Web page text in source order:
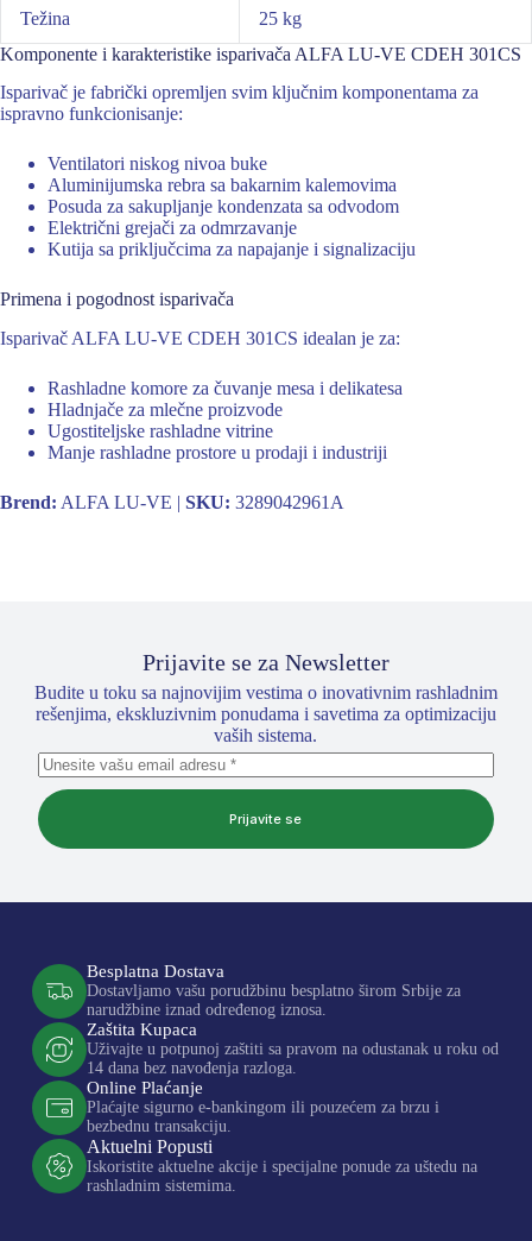
Težina
25 kg
Komponente i karakteristike isparivača ALFA LU-VE CDEH 301CS
Isparivač je fabrički opremljen svim ključnim komponentama za
ispravno funkcionisanje:
Ventilatori niskog nivoa buke
Aluminijumska rebra sa bakarnim kalemovima
Posuda za sakupljanje kondenzata sa odvodom
Električni grejači za odmrzavanje
Kutija sa priključcima za napajanje i signalizaciju
Primena i pogodnost isparivača
Isparivač ALFA LU-VE CDEH 301CS idealan je za:
Rashladne komore za čuvanje mesa i delikatesa
Hladnjače za mlečne proizvode
Ugostiteljske rashladne vitrine
Manje rashladne prostore u prodaji i industriji
Brend: ALFA LU-VE | SKU: 3289042961A
Prijavite se za Newsletter
Budite u toku sa najnovijim vestima o inovativnim rashladnim
rešenjima, ekskluzivnim ponudama i savetima za optimizaciju
vaših sistema.
Prijavite se
Besplatna Dostava
Dostavljamo vašu porudžbinu besplatno širom Srbije za
narudžbine iznad određenog iznosa.
Zaštita Kupaca
Uživajte u potpunoj zaštiti sa pravom na odustanak u roku od
14 dana bez navođenja razloga.
Online Plaćanje
Plaćajte sigurno e-bankingom ili pouzećem za brzu i
bezbednu transakciju.
Aktuelni Popusti
Iskoristite aktuelne akcije i specijalne ponude za uštedu na
rashladnim sistemima.